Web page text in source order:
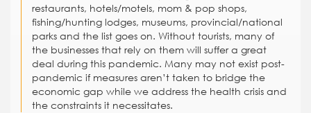
restaurants, hotels/motels, mom & pop shops,
fishing/hunting lodges, museums, provincial/national
parks and the list goes on. Without tourists, many of
the businesses that rely on them will suffer a great
deal during this pandemic. Many may not exist post-
pandemic if measures aren’t taken to bridge the
economic gap while we address the health crisis and
the constraints it necessitates.